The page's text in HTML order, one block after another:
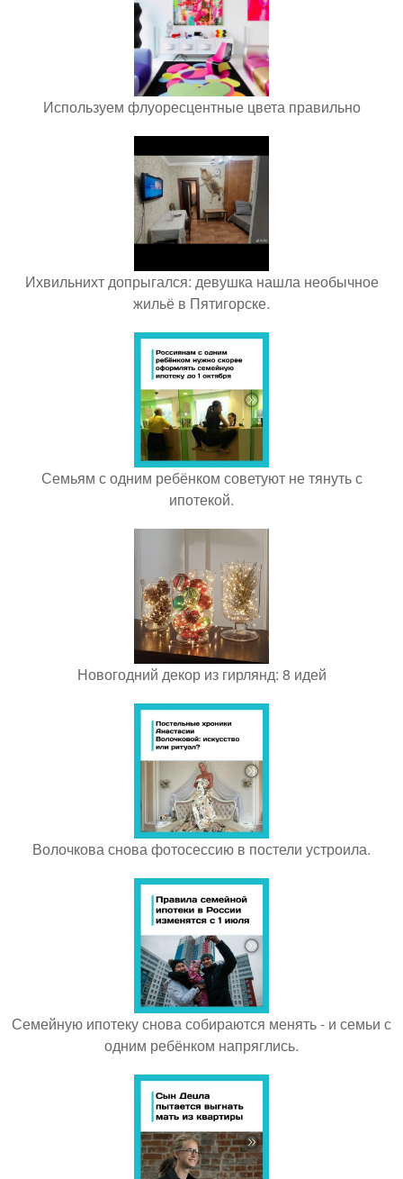
Используем флуоресцентные цвета правильно
Ихвильнихт допрыгался: девушка нашла необычное
жильё в Пятигорске.
Семьям с одним ребёнком советуют не тянуть с
ипотекой.
Новогодний декор из гирлянд: 8 идей
Волочкова снова фотосессию в постели устроила.
Семейную ипотеку снова собираются менять - и семьи с
одним ребёнком напряглись.